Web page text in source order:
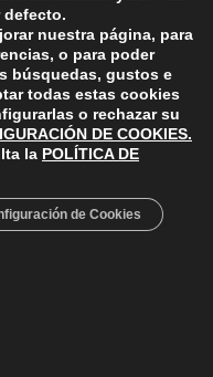
R-29 39313 Polanco
+34 942 82 49 75
Personales-Política de
de Accesibilidad
defecto.
nuestra página, para
o para poder
búsquedas, gustos e
todas estas cookies
o rechazar su
DE COOKIES.
la POLÍTICA DE
de Cookies